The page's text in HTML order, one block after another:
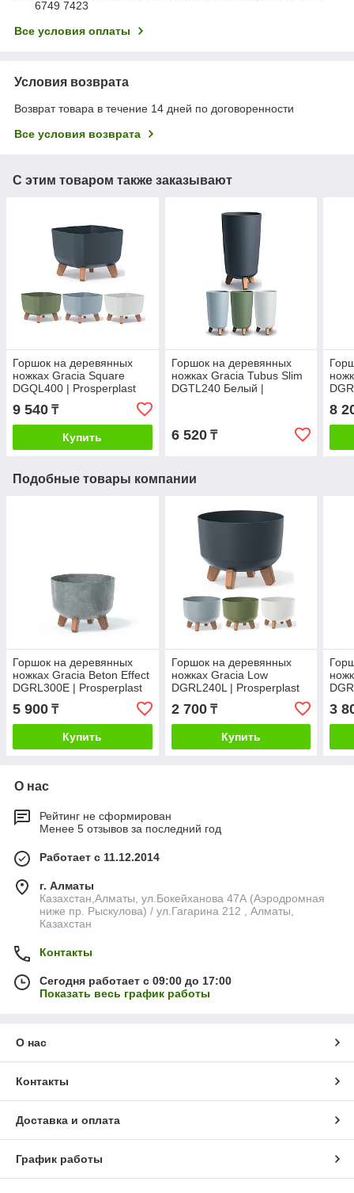
6749 7423
Все условия оплаты
Условия возврата
Возврат товара в течение 14 дней по договоренности
Все условия возврата
С этим товаром также заказывают
Горшок на деревянных
ножках Gracia Square
DGQL400 | Prosperplast
9 540 ₸
Купить
Горшок на деревянных
ножках Gracia Tubus Slim
DGTL240 Белый |
6 520₸
8
Подобные товары компании
Горшок на деревянных
ножках Gracia Beton Effect
DGRL300E | Prosperplast
5 900 ₸
Купить
Горшок на деревянных
ножках Gracia Low
DGRL240L | Prosperplast
2 700₸
Купить
3
О нас
Рейтинг не сформирован
Менее 5 отзывов за последний год
Работает с 11.12.2014
г. Алматы
Казахстан,Алматы, ул.Бокейханова 47А (Аэродромная
ниже пр. Рыскулова) / ул.Гагарина 212 , Алматы,
Казахстан
Контакты
Сегодня работает с 09:00 до 17:00
Показать весь график работы
О нас
Контакты
Доставка и оплата
График работы